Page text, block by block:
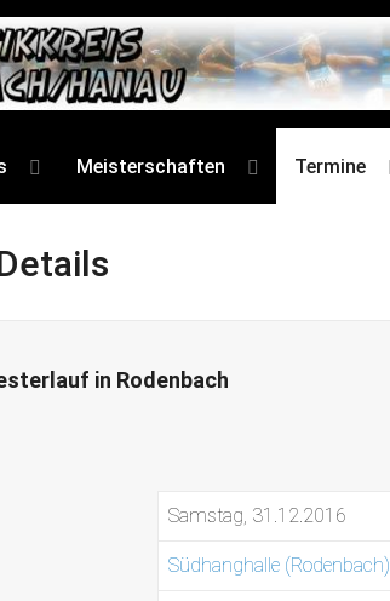
Meisterschaften Termine
in Rodenbach
Samstag, 31.12.2016
Südhanghalle (Rodenbach)